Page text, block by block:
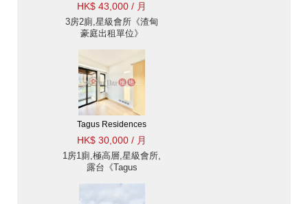
HK$ 43,000 / 月
3房2廁,星級會所《渣甸
豪庭出租單位》
Tagus Residences
HK$ 30,000 / 月
1房1廁,極高層,星級會所,
露台《Tagus